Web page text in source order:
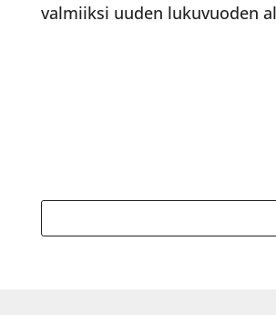
valmiiksi uuden lukuvuoden